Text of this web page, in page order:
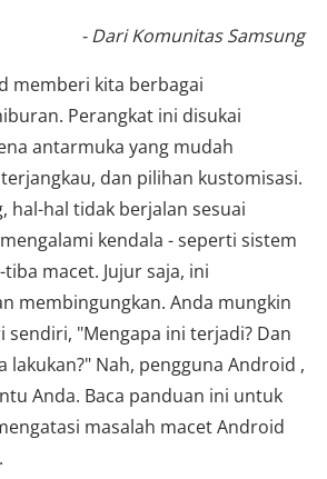
- Dari Komunitas Samsung
memberi kita berbagai
Perangkat ini disukai
antarmuka yang mudah
dan pilihan kustomisasi.
hal-hal tidak berjalan sesuai
kendala - seperti sistem
macet. Jujur saja, ini
membingungkan. Anda mungkin
sendiri, "Mengapa ini terjadi? Dan
lakukan?" Nah, pengguna Android ,
Anda. Baca panduan ini untuk
masalah macet Android